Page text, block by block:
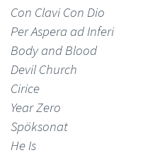
Con Clavi Con Dio
Per Aspera ad Inferi
Body and Blood
Devil Church
Cirice
Year Zero
Spöksonat
He Is